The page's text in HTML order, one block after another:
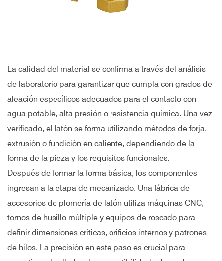
La calidad del material se confirma a través del análisis
de laboratorio para garantizar que cumpla con grados de
aleación específicos adecuados para el contacto con
agua potable, alta presión o resistencia química. Una vez
verificado, el latón se forma utilizando métodos de forja,
extrusión o fundición en caliente, dependiendo de la
forma de la pieza y los requisitos funcionales.
Después de formar la forma básica, los componentes
ingresan a la etapa de mecanizado. Una fábrica de
accesorios de plomería de latón utiliza máquinas CNC,
tornos de husillo múltiple y equipos de roscado para
definir dimensiones críticas, orificios internos y patrones
de hilos. La precisión en este paso es crucial para